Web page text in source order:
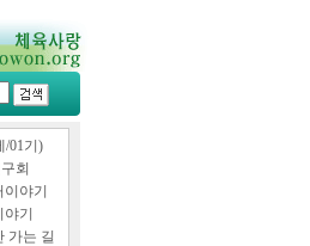
/01기)
회
야기
기
가는 길